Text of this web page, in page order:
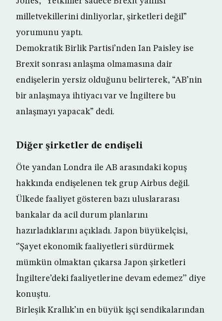
milletvekillerini dinliyorlar, şirketleri değil”
yorumunu yaptı.
Demokratik Birlik Partisi’nden Ian Paisley ise
Brexit sonrası anlaşma olmamasına dair
endişelerin yersiz olduğunu belirterek, “AB’nin
bir anlaşmaya ihtiyacı var ve İngiltere bu
anlaşmayı yapacak” dedi.
Diğer şirketler de endişeli
Öte yandan Londra ile AB arasındaki kopuş
hakkında endişelenen tek grup Airbus değil.
Ülkede faaliyet gösteren bazı uluslararası
bankalar da acil durum planlarını
hazırladıklarını açıkladı. Japon büyükelçisi,
‘’Şayet ekonomik faaliyetleri sürdürmek
mümkün olmaktan çıkarsa Japon şirketleri
İngiltere’deki faaliyetlerine devam edemez’’ diye
konuştu.
Birleşik Krallık’ın en büyük işçi sendikalarından